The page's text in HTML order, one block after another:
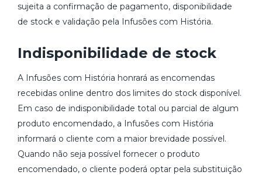
sujeita a confirmação de pagamento, disponibilidade
de stock e validação pela Infusões com História.
Indisponibilidade de stock
A Infusões com História honrará as encomendas
recebidas online dentro dos limites do stock disponível.
Em caso de indisponibilidade total ou parcial de algum
produto encomendado, a Infusões com História
informará o cliente com a maior brevidade possível.
Quando não seja possível fornecer o produto
encomendado, o cliente poderá optar pela substituição